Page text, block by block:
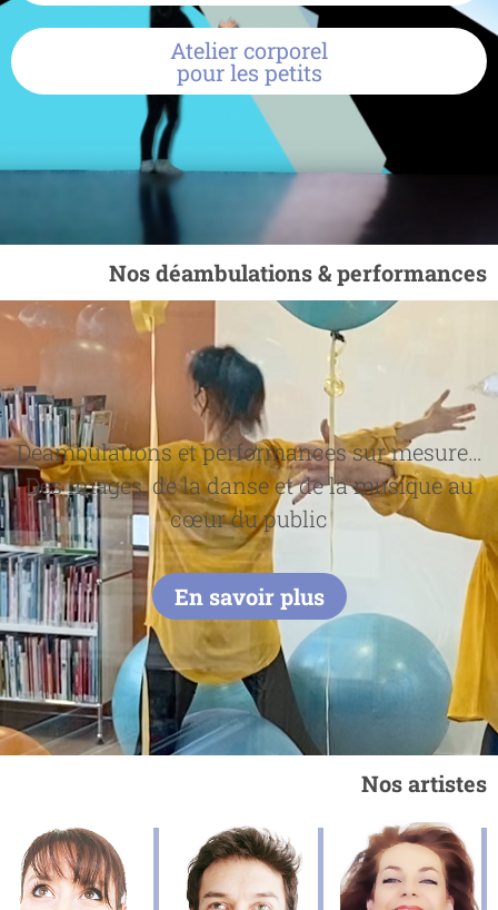
Atelier corporel
pour les petits
Nos déambulations & performances
Déambulations et performances sur mesure…
Des images, de la danse et de la musique au
cœur du public
En savoir plus
Nos artistes